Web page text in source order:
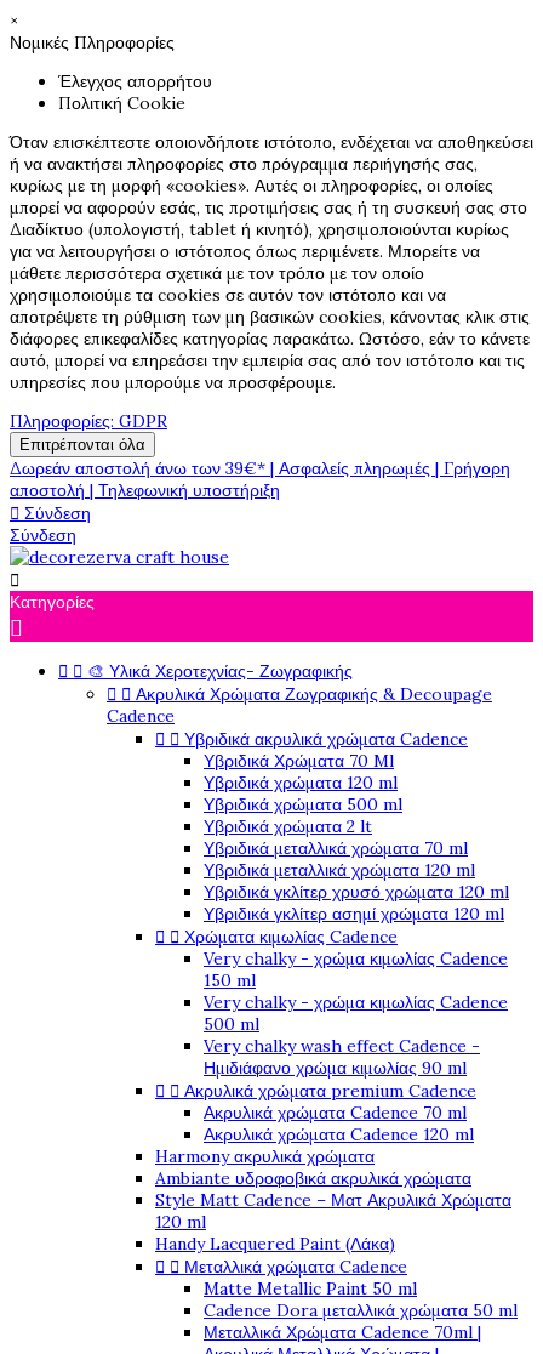
×
Νομικές Πληροφορίες
Έλεγχος απορρήτου
Πολιτική Cookie
Όταν επισκέπτεστε οποιονδήποτε ιστότοπο, ενδέχεται να αποθηκεύσει
ή να ανακτήσει πληροφορίες στο πρόγραμμα περιήγησής σας,
κυρίως με τη μορφή «cookies». Αυτές οι πληροφορίες, οι οποίες
μπορεί να αφορούν εσάς, τις προτιμήσεις σας ή τη συσκευή σας στο
Διαδίκτυο (υπολογιστή, tablet ή κινητό), χρησιμοποιούνται κυρίως
για να λειτουργήσει ο ιστότοπος όπως περιμένετε. Μπορείτε να
μάθετε περισσότερα σχετικά με τον τρόπο με τον οποίο
χρησιμοποιούμε τα cookies σε αυτόν τον ιστότοπο και να
αποτρέψετε τη ρύθμιση των μη βασικών cookies, κάνοντας κλικ στις
διάφορες επικεφαλίδες κατηγορίας παρακάτω. Ωστόσο, εάν το κάνετε
αυτό, μπορεί να επηρεάσει την εμπειρία σας από τον ιστότοπο και τις
υπηρεσίες που μπορούμε να προσφέρουμε.
Πληροφορίες: GDPR
Επιτρέπονται όλα
Δωρεάν αποστολή άνω των 39€* | Ασφαλείς πληρωμές | Γρήγορη
αποστολή | Τηλεφωνική υποστήριξη
 Σύνδεση
Σύνδεση

Κατηγορίες

  🎨 Υλικά Χεροτεχνίας- Ζωγραφικής
  Ακρυλικά Χρώματα Ζωγραφικής & Decoupage
Cadence
  Υβριδικά ακρυλικά χρώματα Cadence
Υβριδικά Χρώματα 70 Ml
Υβριδικά χρώματα 120 ml
Υβριδικά χρώματα 500 ml
Υβριδικά χρώματα 2 lt
Υβριδικά μεταλλικά χρώματα 70 ml
Υβριδικά μεταλλικά χρώματα 120 ml
Υβριδικά γκλίτερ χρυσό χρώματα 120 ml
Υβριδικά γκλίτερ ασημί χρώματα 120 ml
  Χρώματα κιμωλίας Cadence
Very chalky - χρώμα κιμωλίας Cadence
150 ml
Very chalky - χρώμα κιμωλίας Cadence
500 ml
Very chalky wash effect Cadence -
Ημιδιάφανο χρώμα κιμωλίας 90 ml
  Ακρυλικά χρώματα premium Cadence
Ακρυλικά χρώματα Cadence 70 ml
Ακρυλικά χρώματα Cadence 120 ml
Harmony ακρυλικά χρώματα
Ambiante υδροφοβικά ακρυλικά χρώματα
Style Matt Cadence – Ματ Ακρυλικά Χρώματα
120 ml
Handy Lacquered Paint (Λάκα)
  Μεταλλικά χρώματα Cadence
Matte Metallic Paint 50 ml
Cadence Dora μεταλλικά χρώματα 50 ml
Μεταλλικά Χρώματα Cadence 70ml |